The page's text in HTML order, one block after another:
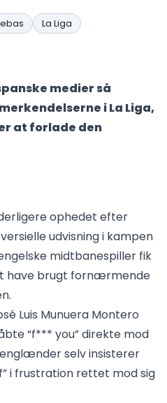
La Liga
medier så
i La Liga,
at forlade den
ophedet efter
udvisning i kampen
midtbanespiller fik
have brugt fornærmende
Luis Munuera Montero
“f*** you” direkte mod
selv insisterer
i frustration rettet mod sig